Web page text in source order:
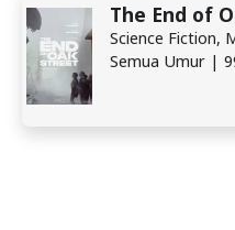
The End of
Science Fiction,
Semua Umur |